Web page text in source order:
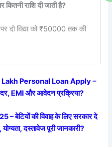
कितनी राशि दी जाती है?
पर दो विद्या को ₹50000 तक की
Lakh Personal Loan Apply –
दर, EMI और आवेदन प्रक्रिया?
की विवाह के लिए सरकार दे
दस्तावेज पूरी जानकारी?